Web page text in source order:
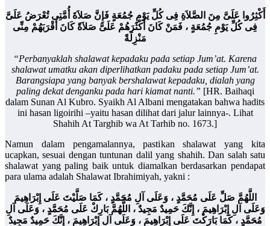
أَكْثِرُوا عَلَىَّ مِنَ الصَّلاَةِ فِى كُلِّ يَوْمِ جُمُعَةٍ فَإِنَّ صَلاَةَ أُمَّتِى تُعْرَضُ عَلَىَّ
فِى كُلِّ يَوْمِ جُمُعَةٍ ، فَمَنْ كَانَ أَكْثَرَهُمْ عَلَىَّ صَلاَةً كَانَ أَقْرَبَهُمْ مِنِّى
مَنْزِلَةً
“Perbanyaklah shalawat kepadaku pada setiap Jum’at. Karena
shalawat umatku akan diperlihatkan padaku pada setiap Jum’at.
Barangsiapa yang banyak bershalawat kepadaku, dialah yang
paling dekat denganku pada hari kiamat nanti.” [HR. Baihaqi
dalam Sunan Al Kubro. Syaikh Al Albani mengatakan bahwa hadits
ini hasan ligoirihi –yaitu hasan dilihat dari jalur lainnya-. Lihat
Shahih At Targhib wa At Tarhib no. 1673.]
Namun dalam pengamalannya, pastikan shalawat yang kita
ucapkan, sesuai dengan tuntunan dalil yang shahih. Dan salah satu
shalawat yang paling baik untuk diamalkan berdasarkan pendapat
para ulama adalah Shalawat Ibrahimiyah, yakni :
اللَّهُمَّ صَلِّ عَلَى مُحَمَّدٍ ، وَعَلَى آلِ مُحَمَّدٍ ، كَمَا صَلَّيْتَ عَلَى إِبْرَاهِيمَ
وَعَلَى آلِ إِبْرَاهِيمَ ، إِنَّكَ حَمِيدٌ مَجِيدٌ ، اللَّهُمَّ بَارِكْ عَلَى مُحَمَّدٍ ، وَعَلَى آلِ
مُحَمَّدٍ ، كَمَا بَارَكْتَ عَلَى إِبْرَاهِيمَ ، وَعَلَى آلِ إِبْرَاهِيمَ ، إِنَّكَ حَمِيدٌ مَجِيدٌ